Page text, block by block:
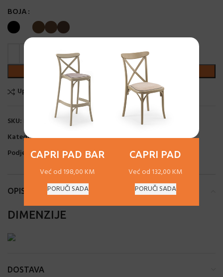
CAPRI PAD BAR
Već od 198,00 KM
CAPRI PAD
Već od 132,00 KM
PORUČI SADA
PORUČI SADA
BOJA
DODAJ U KORPU
Uporedi
Dodaj na listu želja
SKU:
Kategorije:Trpezarijske stolice, Unutarnji (indoor) namještaj
Podjeli:
OPIS
DIMENZIJE
DOSTAVA